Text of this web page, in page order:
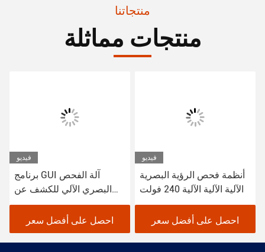
منتجاتنا
منتجات مماثلة
برنامج GUI آلة الفحص
البصري الآلي للكشف عن
عيوب PCB
احصل على أفضل سعر
أنظمة فحص الرؤية البصرية
الآلية الآلية الآلية 240 فولت
احصل على أفضل سعر